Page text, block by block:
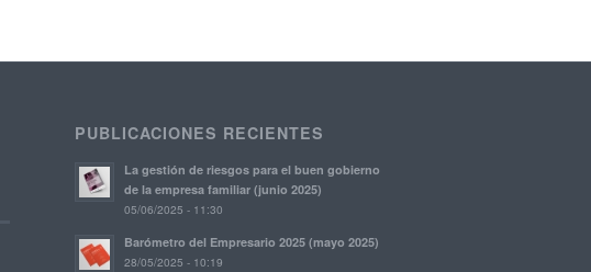
PUBLICACIONES RECIENTES
La gestión de riesgos para el buen gobierno
de la empresa familiar (junio 2025)
05/06/2025 - 11:30
Barómetro del Empresario 2025 (mayo 2025)
28/05/2025 - 10:19